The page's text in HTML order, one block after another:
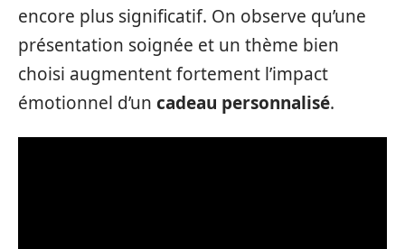
encore plus significatif. On observe qu’une
présentation soignée et un thème bien
choisi augmentent fortement l’impact
émotionnel d’un cadeau personnalisé.